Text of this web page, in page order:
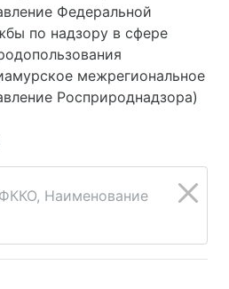
Федеральной
по надзору в сфере
межрегиональное
Росприроднадзора)
Наименование